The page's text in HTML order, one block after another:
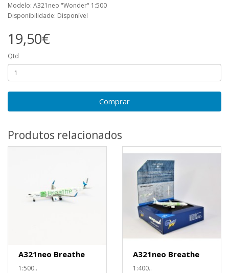
Modelo: A321neo "Wonder" 1:500
Disponibilidade: Disponível
19,50€
Qtd
Comprar
Produtos relacionados
A321neo Breathe
1:500..
A321neo Breathe
1:400..